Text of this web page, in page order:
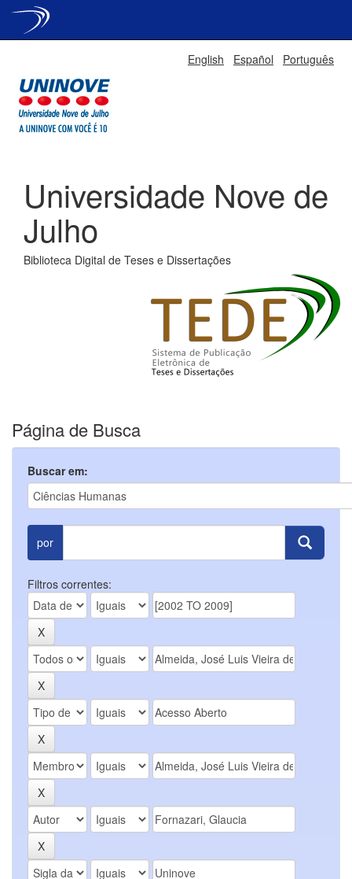
English Español Português
Universidade Nove de
Julho
Biblioteca Digital de Teses e Dissertações
Página de Busca
Buscar em:
por
Filtros correntes: